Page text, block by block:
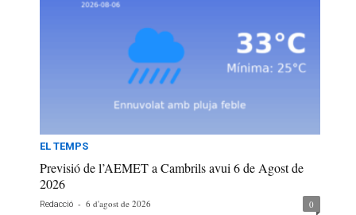
EL TEMPS
Previsió de l’AEMET a Cambrils avui 6 de Agost de
2026
Redacció - 6 d'agost de 2026 0